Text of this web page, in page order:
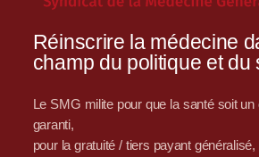
Réinscrire la médecine
champ du politique et du
Le SMG milite pour que la santé soit un
garanti,
pour la gratuité / tiers payant